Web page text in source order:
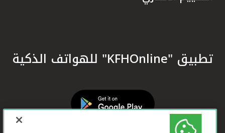
تطبيق "KFHOnline" للهواتف الذكية